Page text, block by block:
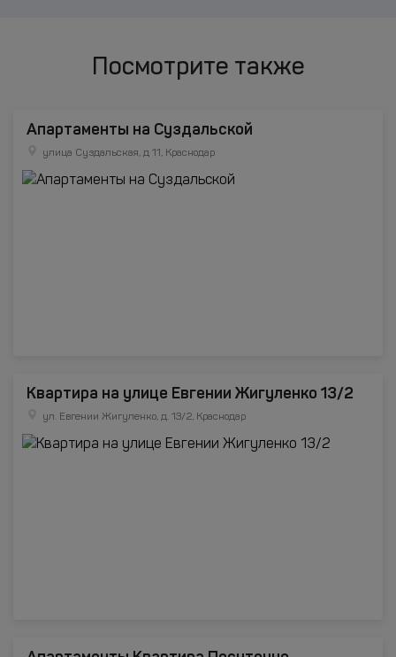
Посмотрите также
Апартаменты на Суздальской
улица Суздальская, д 11, Краснодар
Квартира на улице Евгении Жигуленко 13/2
ул. Евгении Жигуленко, д. 13/2, Краснодар